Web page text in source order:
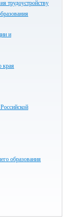
трудоустройству
и
края
образования